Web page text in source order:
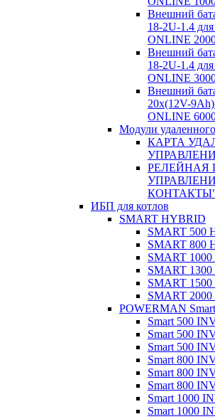
Внешний
18-2U-1.4
ONLINE
Внешний
18-2U-1.4
ONLINE
Внешний
20x(12V-
ONLINE
Модули
КАРТА
РЕЛЕЙНАЯ
КОНТАКТЫ"
ИБП для котлов
SMART HYBRID
SMART 500
SMART 800
SMART
SMART
SMART
SMART
POWERMAN
Smart 500
Smart 500
Smart 500
Smart 800
Smart 800
Smart 800
Smart 1000
Smart 1000